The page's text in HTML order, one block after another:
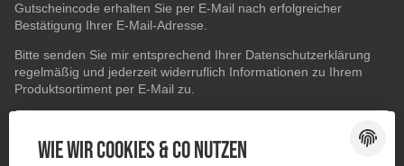
Gutscheincode erhalten Sie per E-Mail nach erfolgreicher
Bestätigung Ihrer E-Mail-Adresse.
Bitte senden Sie mir entsprechend Ihrer Datenschutzerklärung
regelmäßig und jederzeit widerruflich Informationen zu Ihrem
Produktsortiment per E-Mail zu.
ABONNIEREN
Wie wir Cookies & Co nutzen